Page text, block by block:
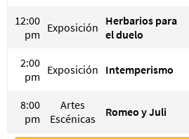
12:00
pm Exposición Herbarios para
el duelo
2:00
pm Exposición Intemperismo
8:00
pm
Artes
Escénicas
Romeo y Juli